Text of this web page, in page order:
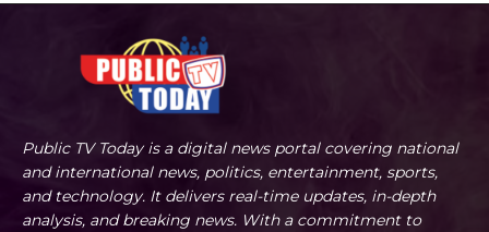
Public TV Today is a digital news portal covering national
and international news, politics, entertainment, sports,
and technology. It delivers real-time updates, in-depth
analysis, and breaking news. With a commitment to